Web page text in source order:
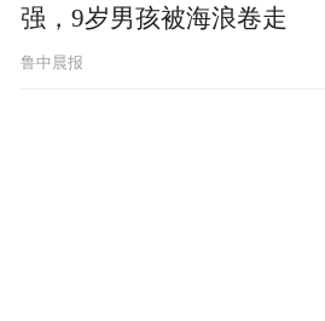
强，9岁男孩被海浪卷走
鲁中晨报